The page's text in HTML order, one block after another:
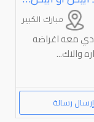
مبارك الكبير
معه اغراضه
والاك...
إرسال رسالة